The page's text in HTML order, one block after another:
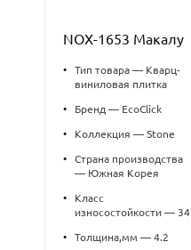
NOX-1653 Макалу
•
Тип товара — Кварц-
виниловая плитка
• Бренд — EcoClick
• Коллекция — Stone
•
Страна производства
— Южная Корея
•
Класс
износостойкости — 34
• Толщина,мм — 4.2